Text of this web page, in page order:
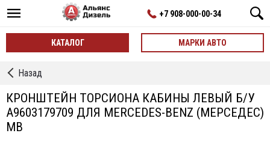
+7 908-000-00-34
КАТАЛОГ МАРКИ АВТО
←
Торсиона
Кабины
Назад
КРОНШТЕЙН ТОРСИОНА КАБИНЫ ЛЕВЫЙ Б/У
A9603179709 ДЛЯ MERCEDES-BENZ (МЕРСЕДЕС)
MB